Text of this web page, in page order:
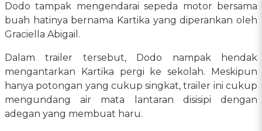
Dodo tampak mengendarai sepeda motor bersama
buah hatinya bernama Kartika yang diperankan oleh
Graciella Abigail.
Dalam trailer tersebut, Dodo nampak hendak
mengantarkan Kartika pergi ke sekolah. Meskipun
hanya potongan yang cukup singkat, trailer ini cukup
mengundang air mata lantaran disisipi dengan
adegan yang membuat haru.